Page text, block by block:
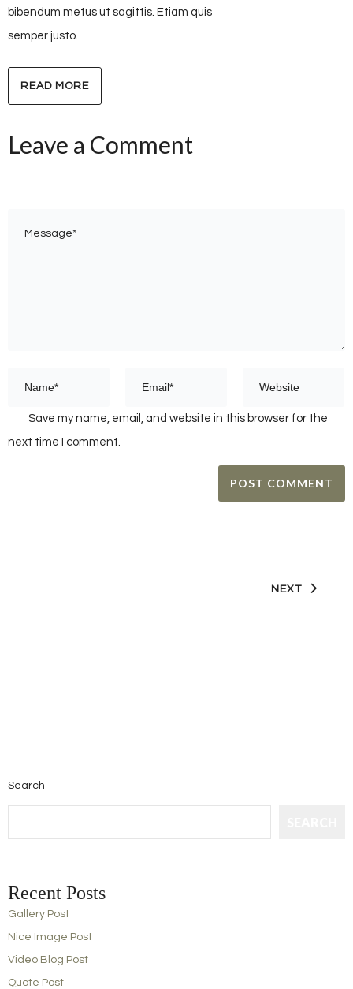
bibendum metus ut sagittis. Etiam quis
semper justo.
READ MORE
Leave a Comment
Save my name, email, and website in this browser for the
next time I comment.
NEXT
Search
Recent Posts
Gallery Post
Nice Image Post
Video Blog Post
Quote Post